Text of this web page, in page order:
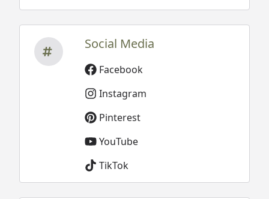
Social Media
Facebook
Instagram
Pinterest
YouTube
TikTok